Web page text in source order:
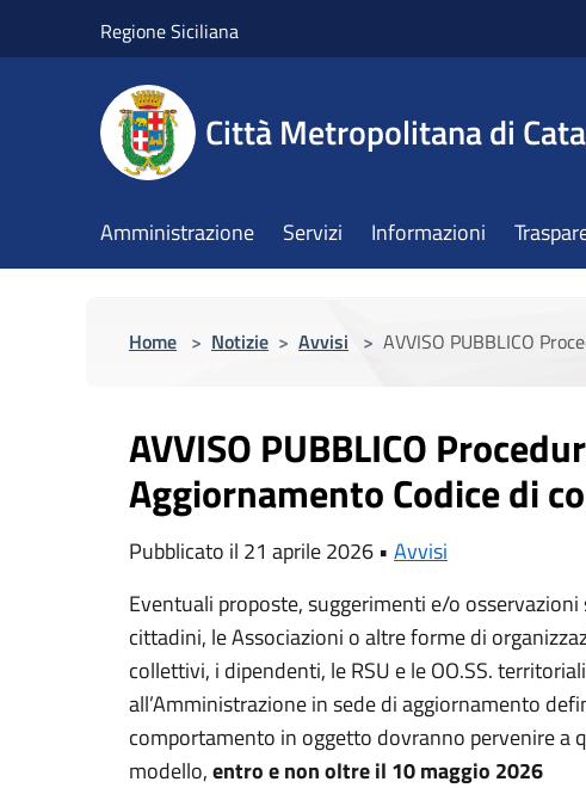
Regione Siciliana
Città Metropolitana di
Amministrazione Servizi Informazioni
Home > Notizie > Avvisi > AVVISO PUBBLICO
AVVISO PUBBLICO
Aggiornamento Codice di
Pubblicato il 21 aprile 2026 • Avvisi
Eventuali proposte, suggerimenti e/o osservazioni
cittadini, le Associazioni o altre forme di
collettivi, i dipendenti, le RSU e le OO.SS.
all’Amministrazione in sede di aggiornamento
comportamento in oggetto dovranno pervenire a
modello,entro e non oltre il 10 maggio 2026